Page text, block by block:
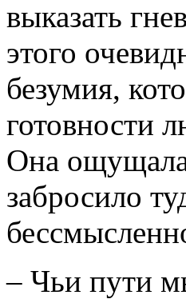
выказать
этого
безумия,
готовности
Она ощущала
забросило
– Чьи пути